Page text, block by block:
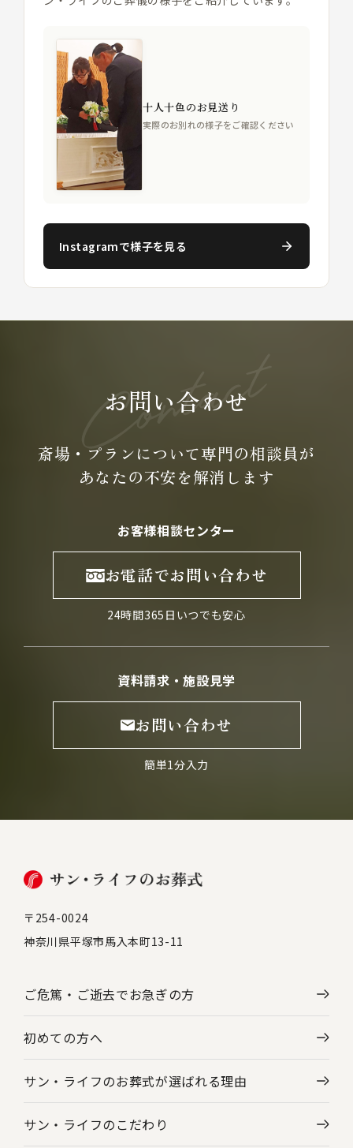
十人十色のお見送り
実際のお別れの様子をご確認ください
Instagramで様子を見る
お問い合わせ
斎場・プランについて専門の相談員が
あなたの不安を解消します
お客様相談センター
お電話でお問い合わせ
24時間365日いつでも安心
資料請求・施設見学
お問い合わせ
簡単1分入力
〒254-0024
神奈川県平塚市馬入本町13-11
ご危篤・ご逝去でお急ぎの方
初めての方へ
サン・ライフのお葬式が選ばれる理由
サン・ライフのこだわり